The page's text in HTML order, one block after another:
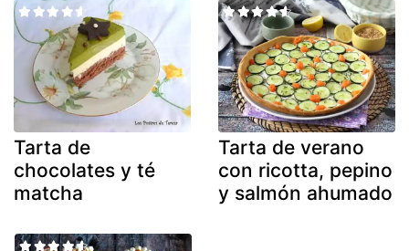
Tarta de
chocolates y té
matcha
Tarta de verano
con ricotta, pepino
y salmón ahumado